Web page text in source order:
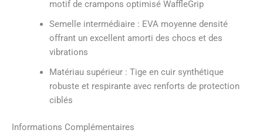
motif de crampons optimisé WaffleGrip
Semelle intermédiaire : EVA moyenne densité
offrant un excellent amorti des chocs et des
vibrations
Matériau supérieur : Tige en cuir synthétique
robuste et respirante avec renforts de protection
ciblés
Informations Complémentaires